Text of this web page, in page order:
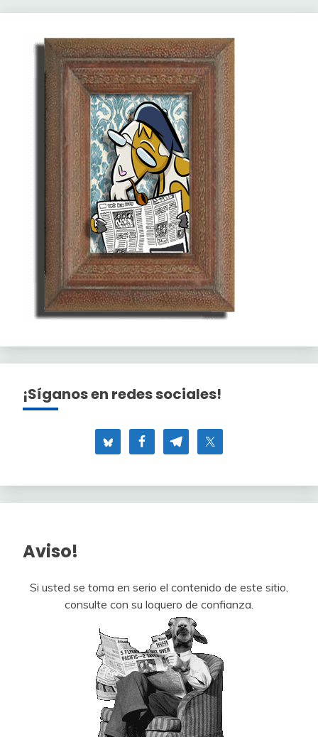
¡Síganos en redes sociales!
Aviso!
Si usted se toma en serio el contenido de este sitio,
consulte con su loquero de confianza.